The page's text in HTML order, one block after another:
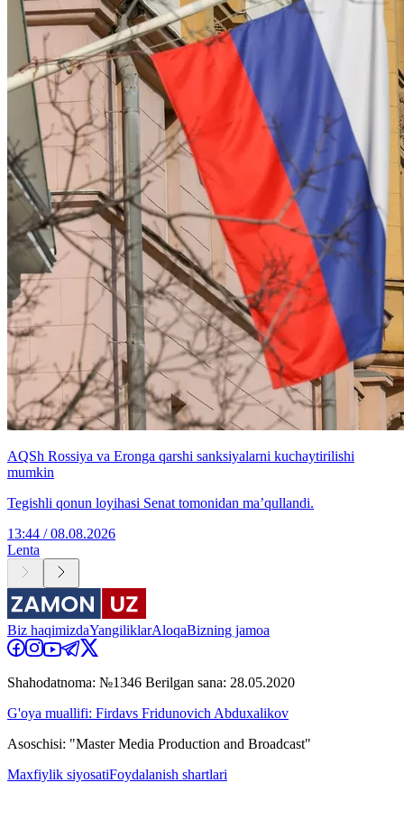
AQSh Rossiya va Eronga qarshi sanksiyalarni kuchaytirilishi
mumkin
Tegishli qonun loyihasi Senat tomonidan ma’qullandi.
13:44 / 08.08.2026
Lenta
Biz haqimizdaYangiliklarAloqaBizning jamoa
Shahodatnoma: №1346 Berilgan sana: 28.05.2020
G'oya muallifi: Firdavs Fridunovich Abduxalikov
Asoschisi: "Master Media Production and Broadcast"
Maxfiylik siyosatiFoydalanish shartlari